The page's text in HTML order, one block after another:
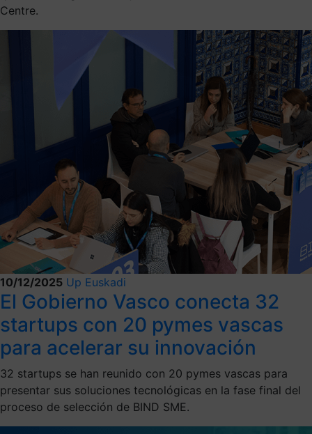
Centre.
10/12/2025 Up Euskadi
El Gobierno Vasco conecta 32
startups con 20 pymes vascas
para acelerar su innovación
32 startups se han reunido con 20 pymes vascas para
presentar sus soluciones tecnológicas en la fase final del
proceso de selección de BIND SME.